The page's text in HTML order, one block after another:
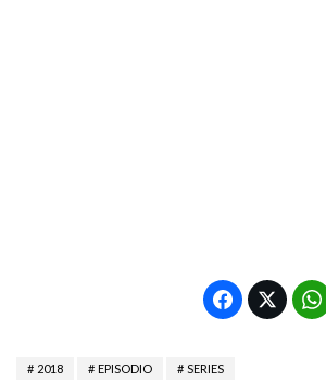
2018 EPISODIO SERIES